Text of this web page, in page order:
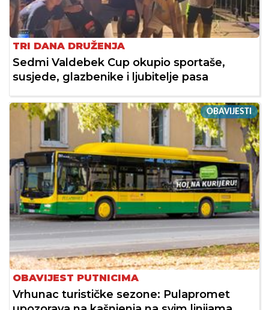
TRI DANA DRUŽENJA
Sedmi Valdebek Cup okupio sportaše,
susjede, glazbenike i ljubitelje pasa
OBAVIJESTI
OBAVIJEST PUTNICIMA
Vrhunac turističke sezone: Pulapromet